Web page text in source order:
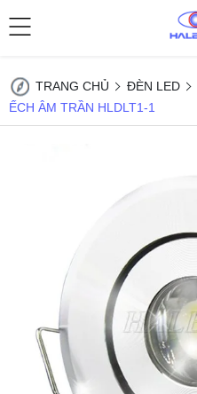
TRANG CHỦ ĐÈN LED
ẾCH ÂM TRẦN HLDLT1-1